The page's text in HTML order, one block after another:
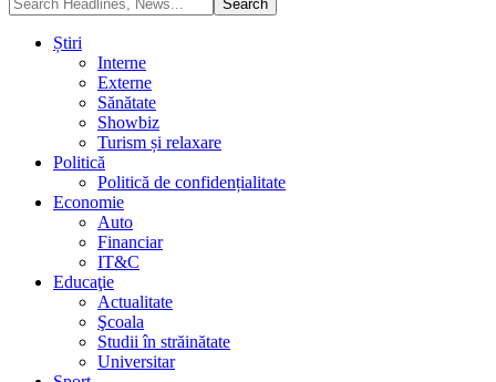
Știri
Interne
Externe
Sănătate
Showbiz
Turism și relaxare
Politică
Politică de confidențialitate
Economie
Auto
Financiar
IT&C
Educaţie
Actualitate
Şcoala
Studii în străinătate
Universitar